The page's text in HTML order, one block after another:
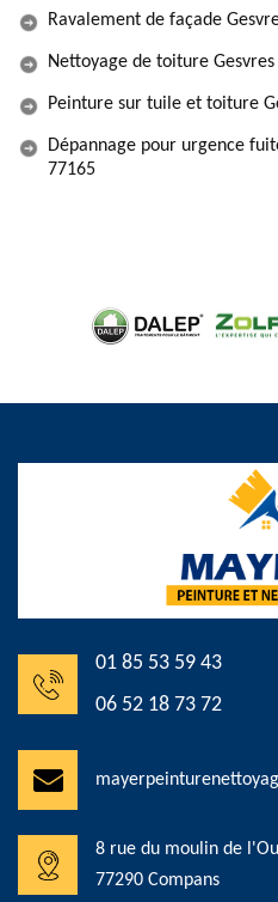
Ravalement de façade
Nettoyage de toiture
Peinture sur tuile et toiture
Dépannage pour urgence
77165
01 85 53 59 43
06 52 18 73 72
8 rue du moulin de
77290 Compans